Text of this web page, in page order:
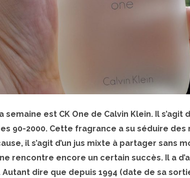
est CK One de Calvin Klein. Il s’agit
90-2000. Cette fragrance a su séduire des
il s’agit d’un jus mixte à partager sans
rencontre encore un certain succès. Il a
dire que depuis 1994 (date de sa